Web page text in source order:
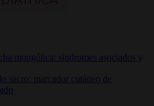
mongólica: síndromes asociados y
sacro: marcador cutáneo de